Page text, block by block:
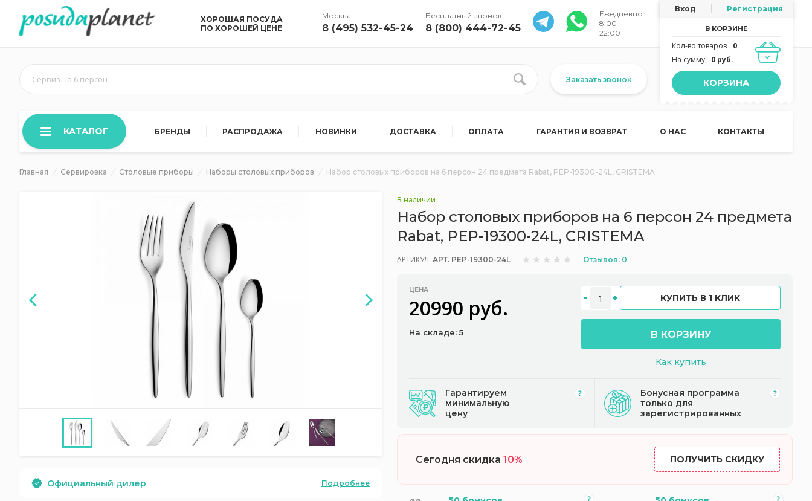
ХОРОШАЯ ПОСУДА
ПО ХОРОШЕЙ ЦЕНЕ
Москва:
8 (495) 532-45-24
Бесплатный звонок:
8 (800) 444-72-45
Ежедневно
8:00 —
22:00
Вход Регистрация
В КОРЗИНЕ
Кол-во товаров
0
На сумму
0 руб.
КОРЗИНА
Сервиз на 6 персон Заказать звонок
КАТАЛОГ БРЕНДЫ РАСПРОДАЖА НОВИНКИ ДОСТАВКА ОПЛАТА ГАРАНТИЯ И ВОЗВРАТ О НАС КОНТАКТЫ
Главная Сервировка Столовые приборы Наборы столовых приборов Набор столовых приборов на 6 персон 24 предмета Rabat, PEP-19300-24L, CRISTEMA
Официальный дилер Подробнее
В наличии
Набор столовых приборов на 6 персон 24 предмета
Rabat, PEP-19300-24L, CRISTEMA
АРТИКУЛ: АРТ. PEP-19300-24L Отзывов: 0
ЦЕНА
20990 руб.
На складе: 5
КУПИТЬ В 1 КЛИК
В КОРЗИНУ
Как купить
Гарантируем
минимальную
цену
Бонусная программа
только для
зарегистрированных
Сегодня скидка 10% ПОЛУЧИТЬ СКИДКУ